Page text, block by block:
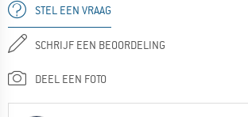
STEL EEN VRAAG
SCHRIJF EEN BEOORDELING
DEEL EEN FOTO